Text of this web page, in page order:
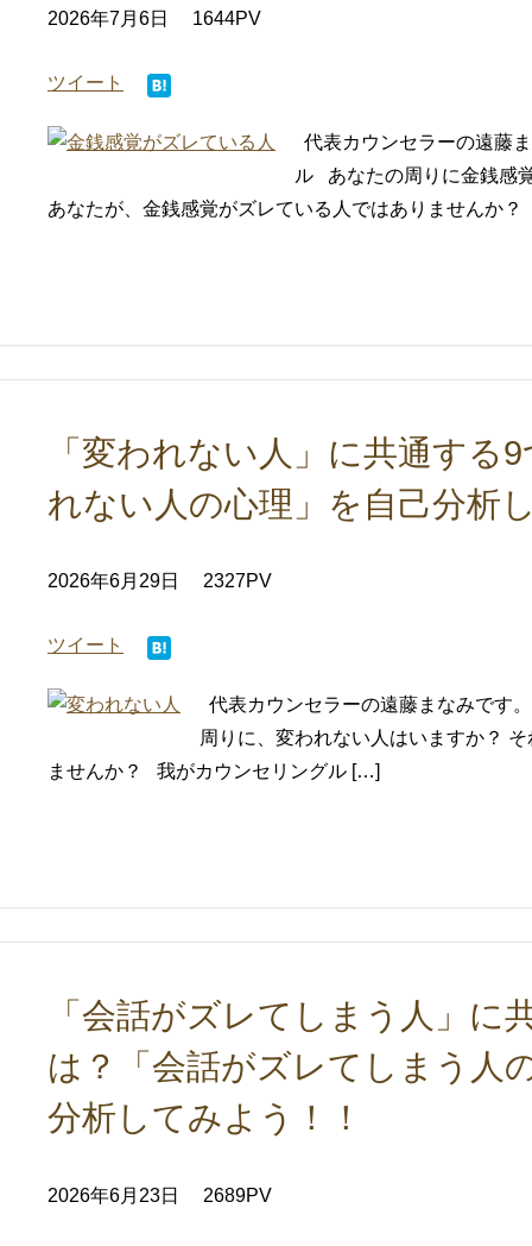
2026年7月6日 1644PV
ツイート
代表カウンセラーの遠藤
ル あなたの周りに金銭感
あなたが、金銭感覚がズレている人ではありませんか
「変われない人」に共通する
れない人の心理」を自己分析
2026年6月29日 2327PV
ツイート
代表カウンセラーの遠藤まなみです
周りに、変われない人はいますか？
ませんか？ 我がカウンセリングル […]
「会話がズレてしまう人」に
は？「会話がズレてしまう人
分析してみよう！！
2026年6月23日 2689PV